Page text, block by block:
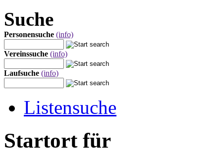
Suche
Personensuche (info)
Vereinssuche (info)
Laufsuche (info)
Listensuche
Startort für